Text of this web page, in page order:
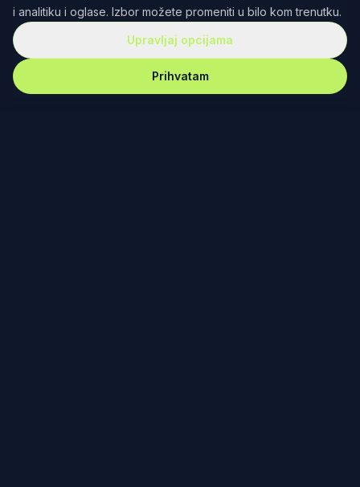
i analitiku i oglase. Izbor možete promeniti u bilo kom trenutku.
Upravljaj opcijama
Prihvatam